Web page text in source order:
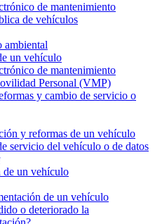
de mantenimiento
de vehículos
ambiental
un vehículo
de mantenimiento
Personal (VMP)
y cambio de servicio o
y reformas de un vehículo
servicio del vehículo o de datos
de un vehículo
de un vehículo
o deteriorado la